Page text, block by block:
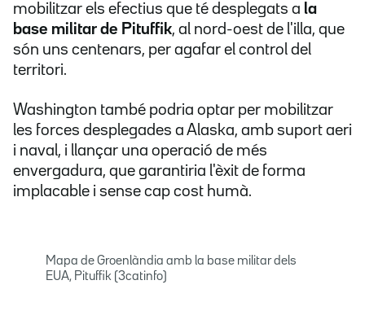
mobilitzar els efectius que té desplegats a la
base militar de Pituffik, al nord-oest de l'illa, que
són uns centenars, per agafar el control del
territori.
Washington també podria optar per mobilitzar
les forces desplegades a Alaska, amb suport aeri
i naval, i llançar una operació de més
envergadura, que garantiria l'èxit de forma
implacable i sense cap cost humà.
Mapa de Groenlàndia amb la base militar dels
EUA, Pituffik (3catinfo)